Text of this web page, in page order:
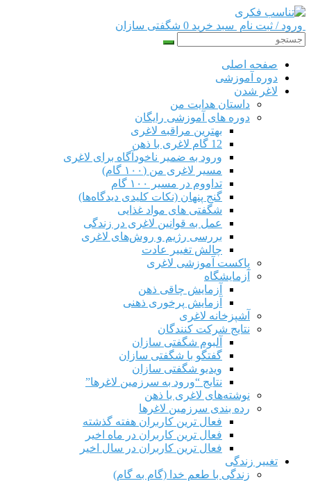
ورود / ثبت نام سبد خرید 0 شگفتی سازان
صفحه اصلی
دوره‌ آموزشی
لاغر شدن
داستان هدایت من
دوره های آموزشی رایگان
بهترین مراقبه لاغری
12 گام لاغری با ذهن
ورود به ضمیر ناخودآگاه برای لاغری
مسیر لاغری من (۱۰۰ گام)
تداووم در مسیر ۱۰۰ گام
گنج پنهان (نکات کلیدی دیدگاه‌ها)
شگفتی های مواد غذایی
عمل به قوانین لاغری در زندگی
بررسی رژیم‌ و روش‌های لاغری
چالش تغییر عادت
پاکست آموزشی لاغری
آزمایشگاه
آزمایش چاقی ذهن
آزمایش پرخوری ذهنی
آشپزخانه لاغری
نتایج شرکت کنندگان
آلبوم شگفتی سازان
گفتگو با شگفتی سازان
ویدیو شگفتی سازان
نتایج “ورود به سرزمین لاغرها”
نوشته‌های لاغری با ذهن
رده بندی سرزمین لاغرها
فعال ترین کاربران هفته گذشته
فعال ترین کاربران در ماه اخیر
فعال ترین کاربران در سال اخیر
تغییر زندگی
زندگی با طعم خدا (گام به گام)